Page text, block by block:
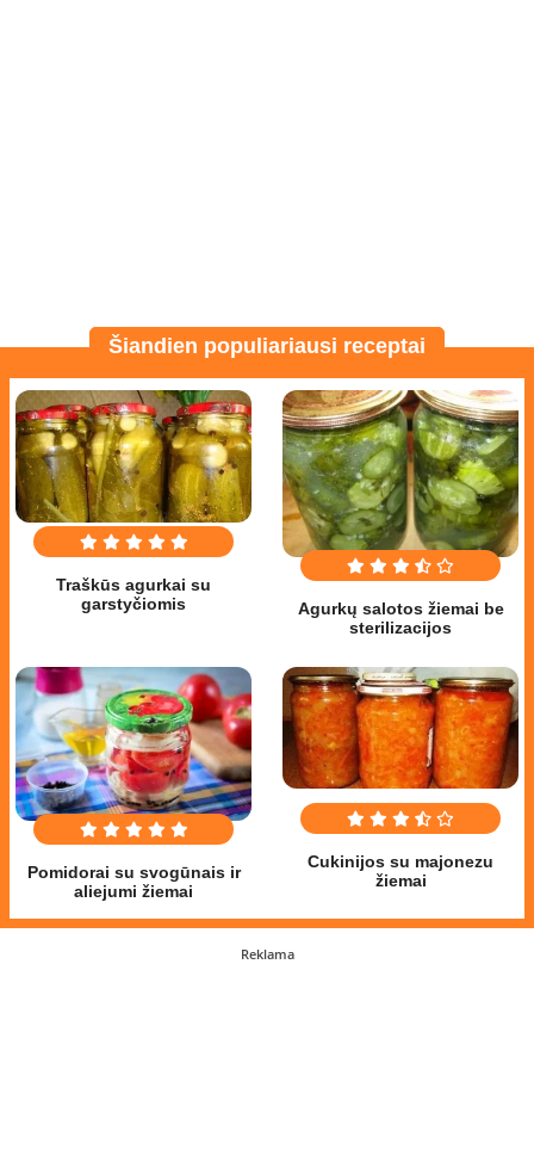
Šiandien populiariausi receptai
Traškūs agurkai su
garstyčiomis
Agurkų salotos žiemai be
sterilizacijos
Pomidorai su svogūnais ir
aliejumi žiemai
Cukinijos su majonezu
žiemai
Reklama